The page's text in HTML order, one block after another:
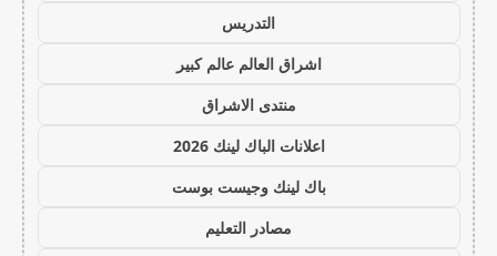
التدريس
اشراق العالم عالم كبير
منتدى الاشراق
اعلانات الباك لينك 2026
باك لينك وجيست بوست
مصادر التعليم